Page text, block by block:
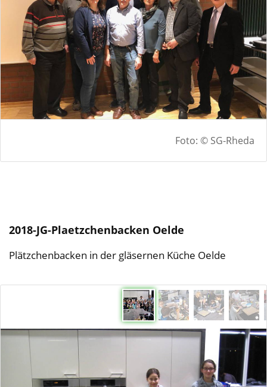
Foto: © SG-Rheda
2018-JG-Plaetzchenbacken Oelde
Plätzchenbacken in der gläsernen Küche Oelde